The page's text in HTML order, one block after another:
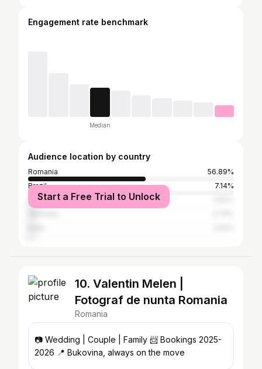
Engagement rate benchmark
Median
Audience location by country
Romania
56.89%
Brazil
7.14%
United States
Start a Free Trial to Unlock
10. Valentin Melen |
Fotograf de nunta Romania
Romania
📷 Wedding | Couple | Family 📨 Bookings 2025-
2026 📍 Bukovina, always on the move